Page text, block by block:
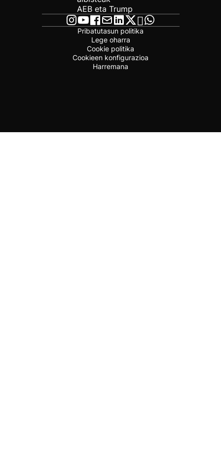
AEB eta Trump
Pribatutasun politika
Lege oharra
Cookie politika
Cookieen konfigurazioa
Harremana